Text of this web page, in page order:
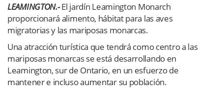
LEAMINGTON.-El jardín Leamington Monarch
proporcionará alimento, hábitat para las aves
migratorias y las mariposas monarcas.
Una atracción turística que tendrá como centro a las
mariposas monarcas se está desarrollando en
Leamington, sur de Ontario, en un esfuerzo de
mantener e incluso aumentar su población.